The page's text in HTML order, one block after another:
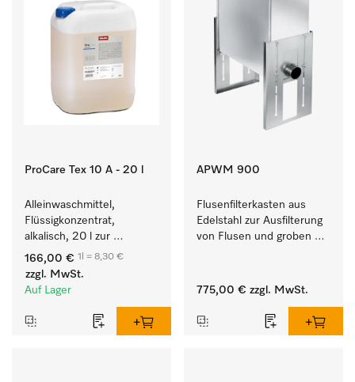
ProCare Tex 10 A - 20 l
Alleinwaschmittel,
Flüssigkonzentrat,
alkalisch, 20 l zur
Reinigung weißer Textilien
und farbechter
Buntwäsche.
166,00 € 1l = 8,30 €
zzgl. MwSt.
Auf Lager
APWM 900
Flusenfilterkasten aus
Edelstahl zur Ausfilterung
von Flusen und groben
775,00 € zzgl. MwSt.